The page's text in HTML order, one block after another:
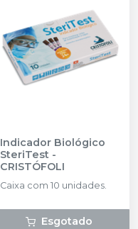
Indicador Biológico
SteriTest -
CRISTÓFOLI
Caixa com 10 unidades.
Esgotado